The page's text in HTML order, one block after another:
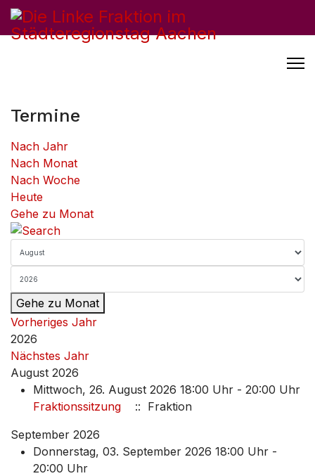
Termine
Nach Jahr
Nach Monat
Nach Woche
Heute
Gehe zu Monat
Gehe zu Monat
Vorheriges Jahr
2026
Nächstes Jahr
August 2026
Mittwoch, 26. August 2026 18:00 Uhr - 20:00 Uhr
Fraktionssitzung
:: Fraktion
September 2026
Donnerstag, 03. September 2026 18:00 Uhr -
20:00 Uhr